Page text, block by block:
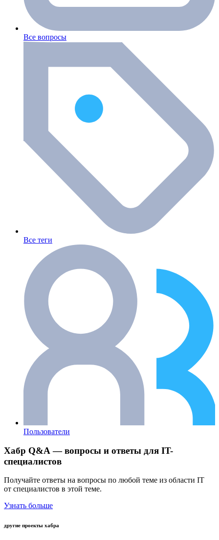
Все вопросы
Все теги
Пользователи
Хабр Q&A — вопросы и ответы для IT-
специалистов
Получайте ответы на вопросы по любой теме из области IT
от специалистов в этой теме.
Узнать больше
другие проекты хабра